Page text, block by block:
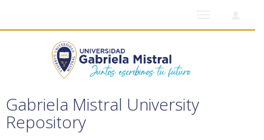
Gabriela Mistral University
Repository